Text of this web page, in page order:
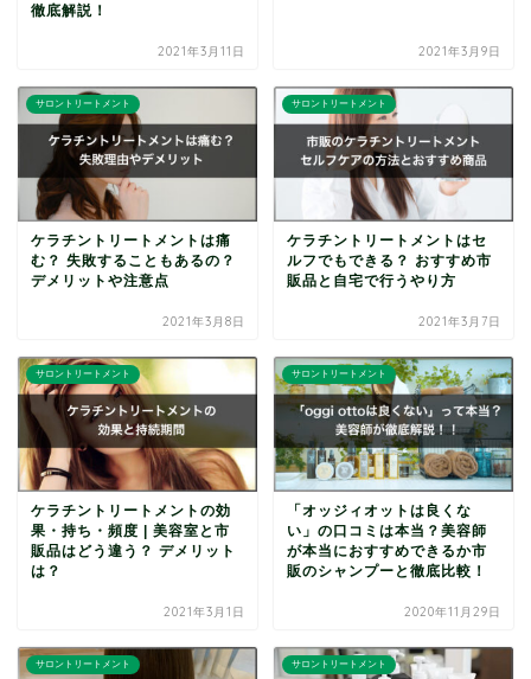
徹底解説！
2021年3月11日 2021年3月9日
サロントリートメント
ケラチントリートメントは痛
む？ 失敗することもあるの？
デメリットや注意点
2021年3月8日
サロントリートメント
ケラチントリートメントはセ
ルフでもできる？ おすすめ市
販品と自宅で行うやり方
2021年3月7日
サロントリートメント
ケラチントリートメントの効
果・持ち・頻度 | 美容室と市
販品はどう違う？ デメリット
は？
2021年3月1日
サロントリートメント
「オッジィオットは良くな
い」の口コミは本当？美容師
が本当におすすめできるか市
販のシャンプーと徹底比較！
2020年11月29日
サロントリートメント サロントリートメント